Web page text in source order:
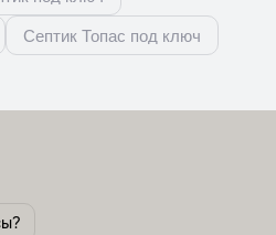
Септик Топас под ключ